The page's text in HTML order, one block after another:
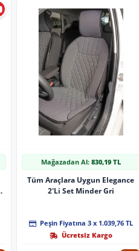
Mağazadan Al: 830,19 TL
Tüm Araçlara Uygun Elegance
2'Li Set Minder Gri
Peşin Fiyatına 3 x 1.039,76 TL
Ücretsiz Kargo